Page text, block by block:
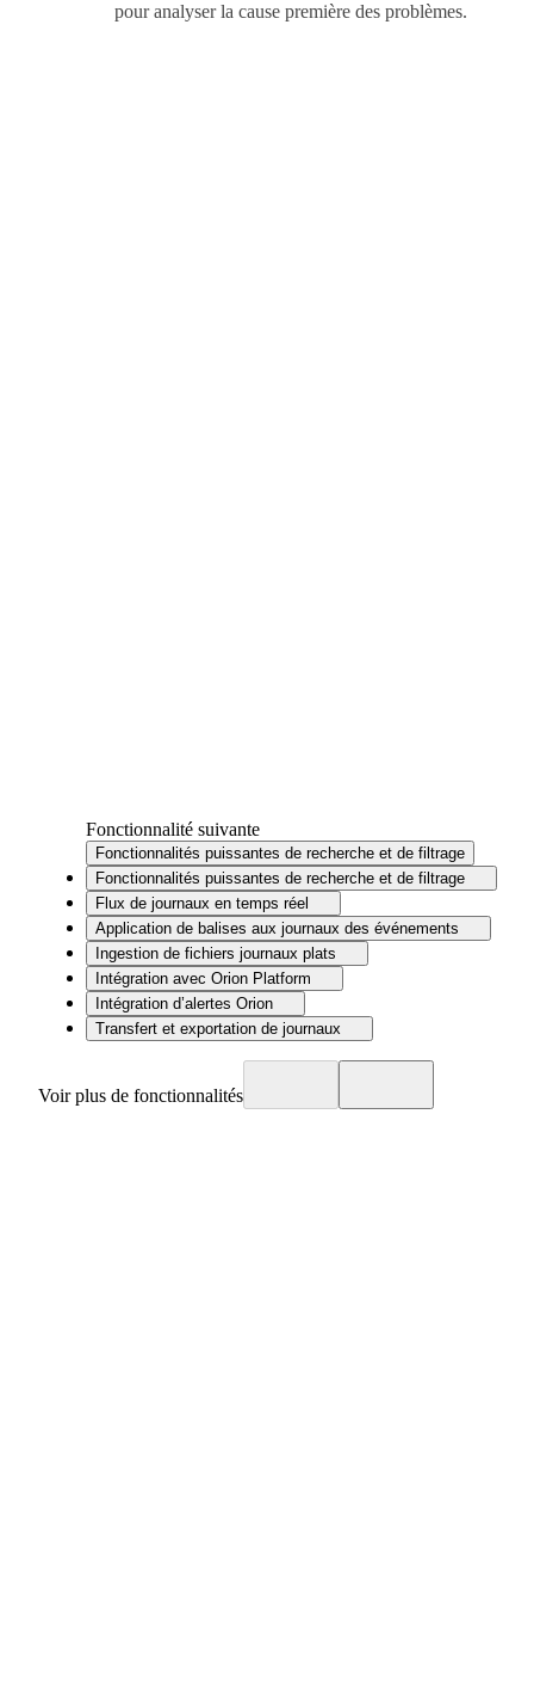
pour analyser la cause première des problèmes.
Fonctionnalité suivante
Fonctionnalités puissantes de recherche et de filtrage
Fonctionnalités puissantes de recherche et de filtrage
Flux de journaux en temps réel
Application de balises aux journaux des événements
Ingestion de fichiers journaux plats
Intégration avec Orion Platform
Intégration d’alertes Orion
Transfert et exportation de journaux
Voir plus de fonctionnalités